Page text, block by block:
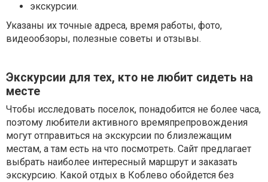
экскурсии.
Указаны их точные адреса, время работы, фото,
видеообзоры, полезные советы и отзывы.
Экскурсии для тех, кто не любит сидеть на
месте
Чтобы исследовать поселок, понадобится не более часа,
поэтому любители активного времяпрепровождения
могут отправиться на экскурсии по близлежащим
местам, а там есть на что посмотреть. Сайт предлагает
выбрать наиболее интересный маршрут и заказать
экскурсию. Какой отдых в Коблево обойдется без